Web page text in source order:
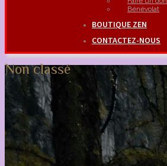
Bénévolat
BOUTIQUE ZEN
CONTACTEZ-NOUS
Non classé